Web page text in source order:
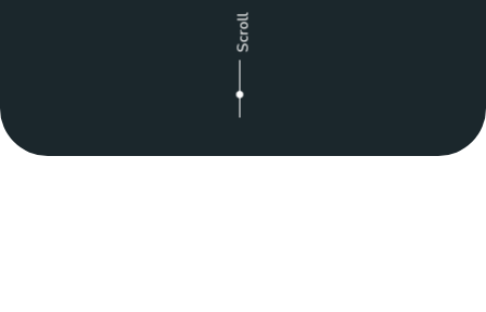
Scroll